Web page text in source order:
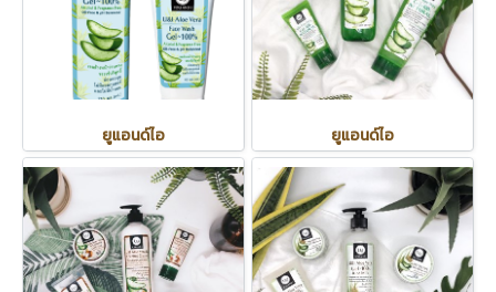
ยูแอนด์ไอ ยูแอนด์ไอ